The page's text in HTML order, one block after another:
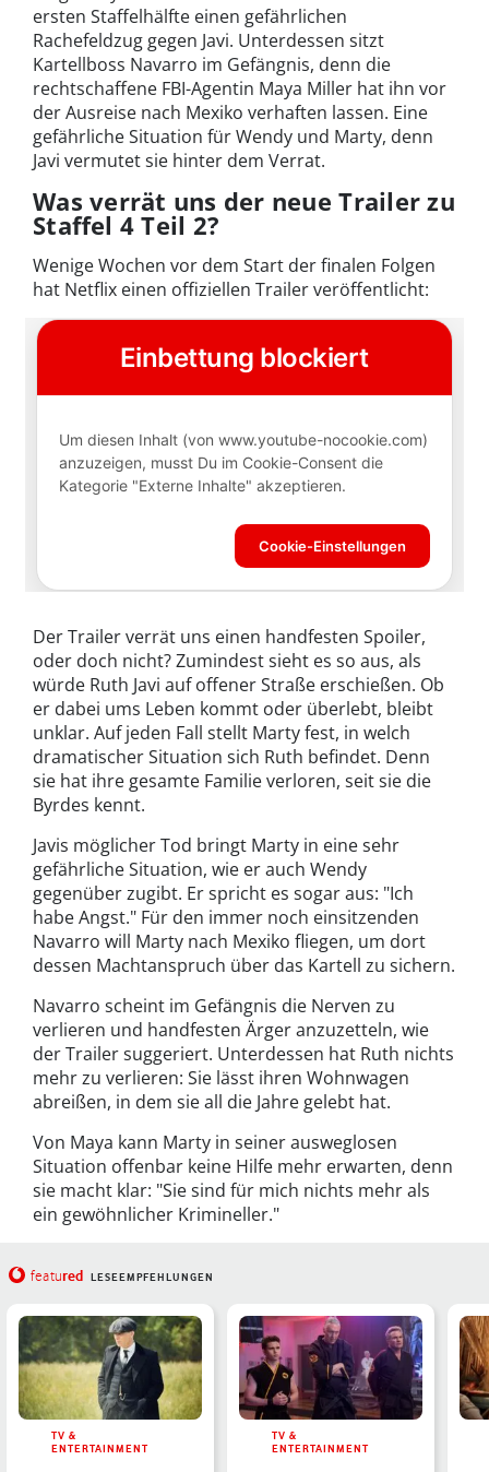
ersten Staffelhälfte einen gefährlichen
Rachefeldzug gegen Javi. Unterdessen sitzt
Kartellboss Navarro im Gefängnis, denn die
rechtschaffene FBI-Agentin Maya Miller hat ihn vor
der Ausreise nach Mexiko verhaften lassen. Eine
gefährliche Situation für Wendy und Marty, denn
Javi vermutet sie hinter dem Verrat.
Was verrät uns der neue Trailer zu
Staffel 4 Teil 2?
Wenige Wochen vor dem Start der finalen Folgen
hat Netflix einen offiziellen Trailer veröffentlicht:
Der Trailer verrät uns einen handfesten Spoiler,
oder doch nicht? Zumindest sieht es so aus, als
würde Ruth Javi auf offener Straße erschießen. Ob
er dabei ums Leben kommt oder überlebt, bleibt
unklar. Auf jeden Fall stellt Marty fest, in welch
dramatischer Situation sich Ruth befindet. Denn
sie hat ihre gesamte Familie verloren, seit sie die
Byrdes kennt.
Javis möglicher Tod bringt Marty in eine sehr
gefährliche Situation, wie er auch Wendy
gegenüber zugibt. Er spricht es sogar aus: "Ich
habe Angst." Für den immer noch einsitzenden
Navarro will Marty nach Mexiko fliegen, um dort
dessen Machtanspruch über das Kartell zu sichern.
Navarro scheint im Gefängnis die Nerven zu
verlieren und handfesten Ärger anzuzetteln, wie
der Trailer suggeriert. Unterdessen hat Ruth nichts
mehr zu verlieren: Sie lässt ihren Wohnwagen
abreißen, in dem sie all die Jahre gelebt hat.
Von Maya kann Marty in seiner ausweglosen
Situation offenbar keine Hilfe mehr erwarten, denn
sie macht klar: "Sie sind für mich nichts mehr als
ein gewöhnlicher Krimineller."
featured LESEEMPFEHLUNGEN
TV &
ENTERTAINMENT
TV &
ENTERTAINMENT